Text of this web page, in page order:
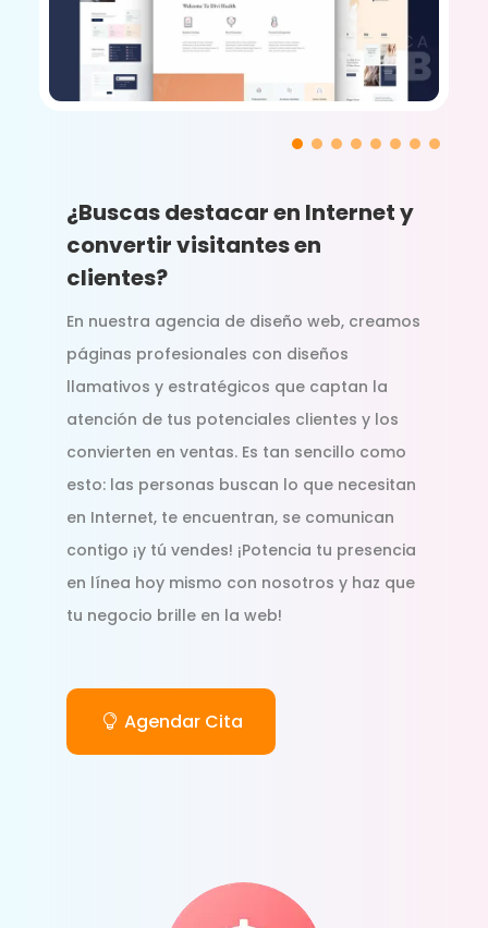
¿Buscas destacar en Internet y
convertir visitantes en
clientes?
En nuestra agencia de diseño web, creamos
páginas profesionales con diseños
llamativos y estratégicos que captan la
atención de tus potenciales clientes y los
convierten en ventas. Es tan sencillo como
esto: las personas buscan lo que necesitan
en Internet, te encuentran, se comunican
contigo ¡y tú vendes! ¡Potencia tu presencia
en línea hoy mismo con nosotros y haz que
tu negocio brille en la web!
Agendar Cita